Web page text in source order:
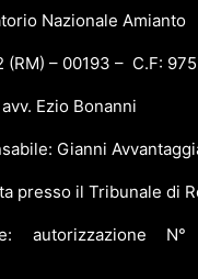
Nazionale Amianto
(RM) – 00193 – C.F:
Ezio Bonanni
Gianni
presso il Tribunale di
autorizzazione